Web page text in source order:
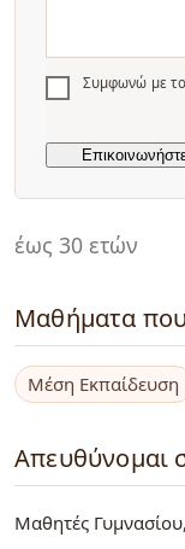
έως 30 ετών
Μαθήματα
Μέση Εκπαίδευση
Απευθύνομαι
Μαθητές Γυμνασίου
Συμφωνώ με